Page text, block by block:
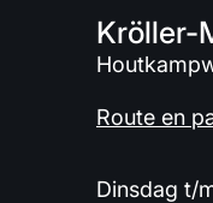
Kröller-
Route en
Dinsdag t/